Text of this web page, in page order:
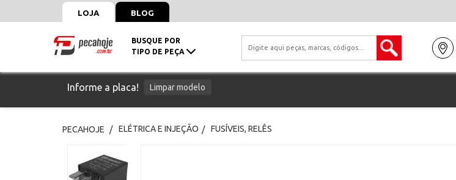
LOJA BLOG
BUSQUE POR
TIPO DE PEÇA
Informe a placa! Limpar modelo
PECAHOJE ELÉTRICA E INJEÇÃO FUSÍVEIS, RELÊS